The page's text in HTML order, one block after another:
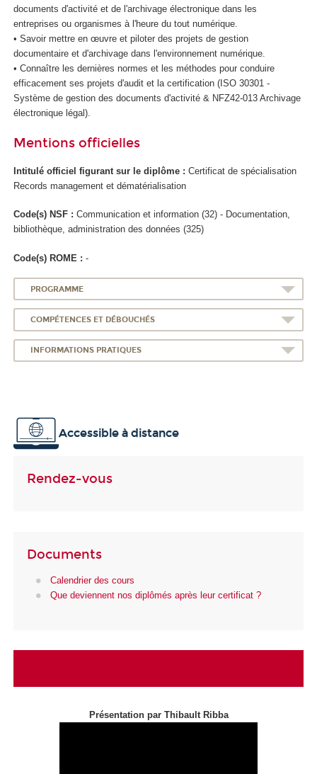
documents d'activité et de l'archivage électronique dans les
entreprises ou organismes à l'heure du tout numérique.
• Savoir mettre en œuvre et piloter des projets de gestion
documentaire et d'archivage dans l'environnement numérique.
• Connaître les dernières normes et les méthodes pour conduire
efficacement ses projets d'audit et la certification (ISO 30301 -
Système de gestion des documents d'activité & NFZ42-013 Archivage
électronique légal).
Mentions officielles
Intitulé officiel figurant sur le diplôme : Certificat de spécialisation
Records management et dématérialisation
Code(s) NSF : Communication et information (32) - Documentation,
bibliothèque, administration des données (325)
Code(s) ROME : -
PROGRAMME
COMPÉTENCES ET DÉBOUCHÉS
INFORMATIONS PRATIQUES
Accessible à distance
Rendez-vous
Documents
Calendrier des cours
Que deviennent nos diplômés après leur certificat ?
Présentation par Thibault Ribba